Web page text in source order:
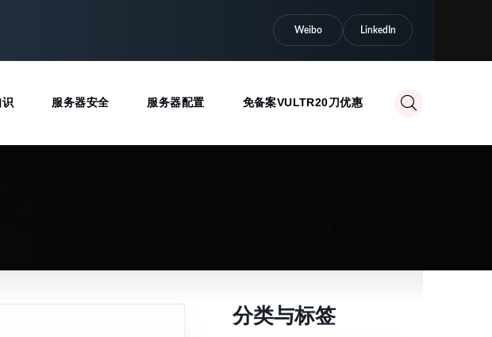
Weibo LinkedIn
服务器安全 服务器配置 免备案VULTR20刀优惠
分类与标签